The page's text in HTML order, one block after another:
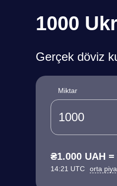
1000
Gerçek döviz
Miktar
₴1.000 UAH =
14:21 UTC orta